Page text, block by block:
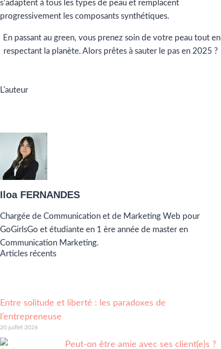
s’adaptent à tous les types de peau et remplacent
progressivement les composants synthétiques.
En passant au green, vous prenez soin de votre peau tout en
respectant la planète. Alors prêtes à sauter le pas en 2025 ?
L'auteur
Iloa FERNANDES
Chargée de Communication et de Marketing Web pour
GoGirlsGo et étudiante en 1 ère année de master en
Communication Marketing.
Articles récents
Entre solitude et liberté : les paradoxes de
l’entrepreneuse
20 juillet 2026
Peut-on être amie avec ses client(e)s ?